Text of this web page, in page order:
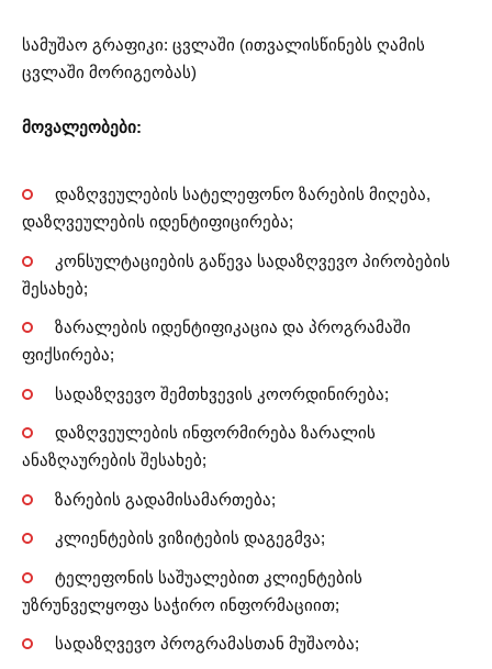
სამუშაო გრაფიკი: ცვლაში (ითვალისწინებს ღამის
ცვლაში მორიგეობას)
მოვალეობები:
დაზღვეულების სატელეფონო ზარების მიღება,
დაზღვეულების იდენტიფიცირება;
კონსულტაციების გაწევა სადაზღვევო პირობების
შესახებ;
ზარალების იდენტიფიკაცია და პროგრამაში
ფიქსირება;
სადაზღვევო შემთხვევის კოორდინირება;
დაზღვეულების ინფორმირება ზარალის
ანაზღაურების შესახებ;
ზარების გადამისამართება;
კლიენტების ვიზიტების დაგეგმვა;
ტელეფონის საშუალებით კლიენტების
უზრუნველყოფა საჭირო ინფორმაციით;
სადაზღვევო პროგრამასთან მუშაობა;